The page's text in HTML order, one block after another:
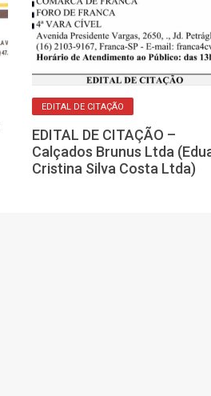
EDITAL DE CITAÇÃO
EDITAL DE CITAÇÃO –
Calçados Brunus Ltda
Cristina Silva Costa Ltda)